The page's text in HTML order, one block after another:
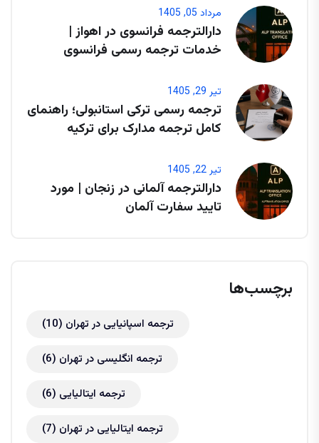
مرداد 05, 1405
دارالترجمه فرانسوی در اهواز |
خدمات ترجمه رسمی فرانسوی
تیر 29, 1405
ترجمه رسمی ترکی استانبولی؛ راهنمای
کامل ترجمه مدارک برای ترکیه
تیر 22, 1405
دارالترجمه آلمانی در زنجان | مورد
تایید سفارت آلمان
برچسب‌ها
ترجمه اسپانیایی در تهران (10)
ترجمه انگلیسی در تهران (6)
ترجمه ایتالیایی (6)
ترجمه ایتالیایی در تهران (7)